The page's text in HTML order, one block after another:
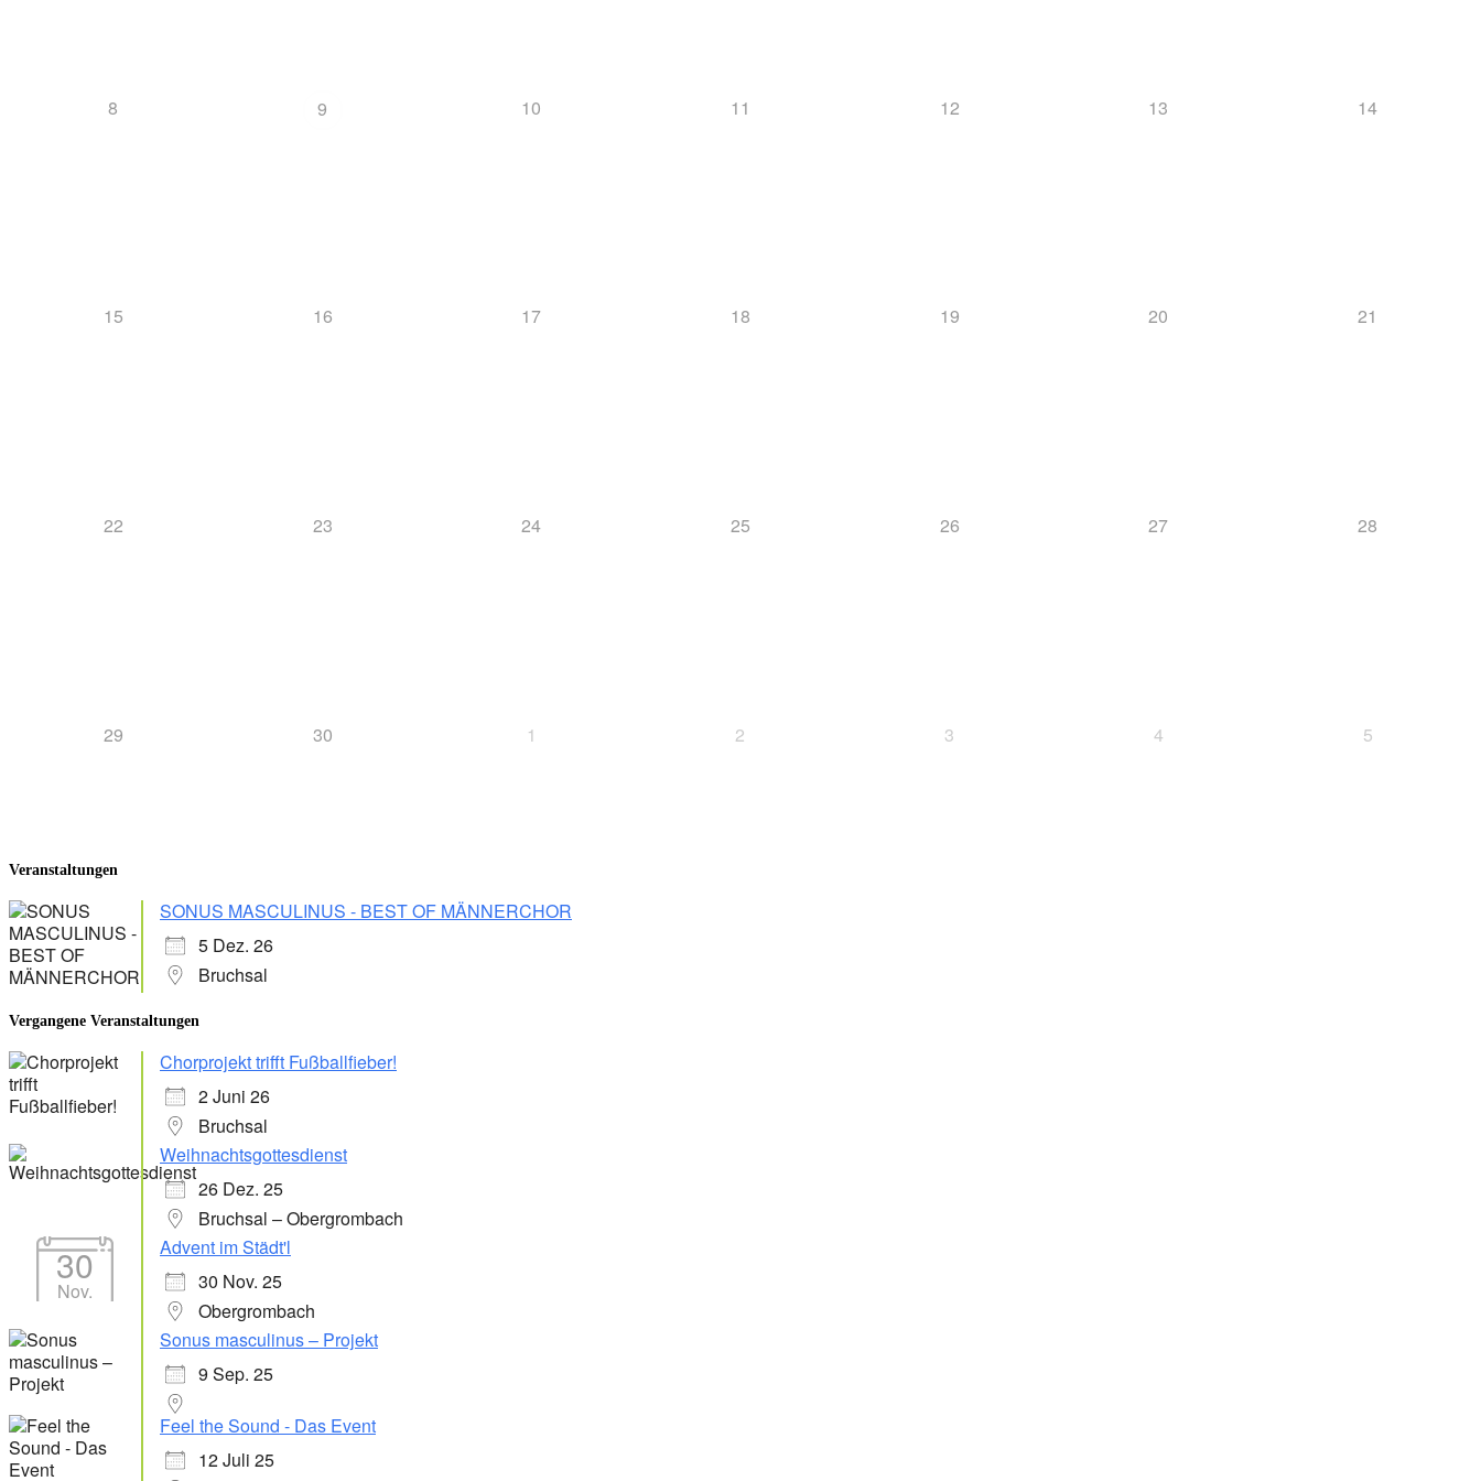
8 9 10 11 12 13 14
15 16 17 18 19 20 21
22 23 24 25 26 27 28
29 30 1 2 3 4 5
Veranstaltungen
SONUS MASCULINUS - BEST OF MÄNNERCHOR
5 Dez. 26
Bruchsal
Vergangene Veranstaltungen
Chorprojekt trifft Fußballfieber!
2 Juni 26
Bruchsal
Weihnachtsgottesdienst
26 Dez. 25
Bruchsal – Obergrombach
30
Nov.
Advent im Städt'l
30 Nov. 25
Obergrombach
Sonus masculinus – Projekt
9 Sep. 25
Feel the Sound - Das Event
12 Juli 25